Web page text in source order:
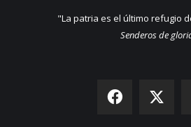
"La patria es el último refugio
Senderos de